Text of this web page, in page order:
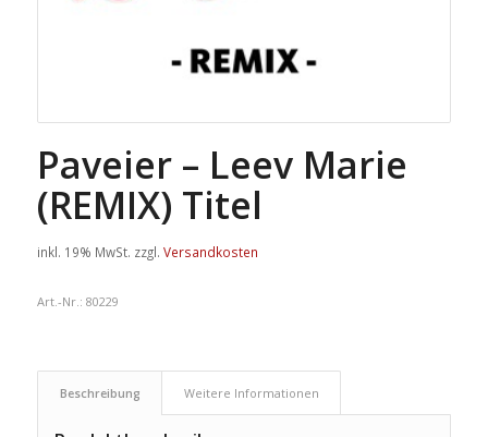
Paveier – Leev Marie
(REMIX) Titel
inkl. 19% MwSt. zzgl. Versandkosten
Art.-Nr.: 80229
Beschreibung Weitere Informationen